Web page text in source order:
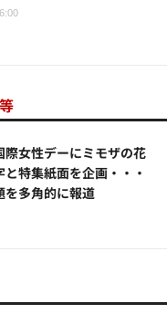
際女性デーにミモザの花
特集紙面を企画・・・
を多角的に報道